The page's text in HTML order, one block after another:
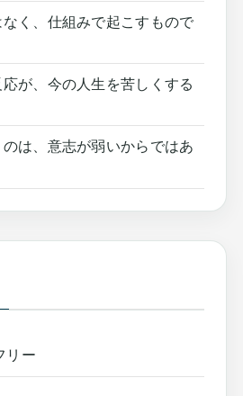
く、仕組みで起こすもので
が、今の人生を苦しくする
は、意志が弱いからではあ
リー